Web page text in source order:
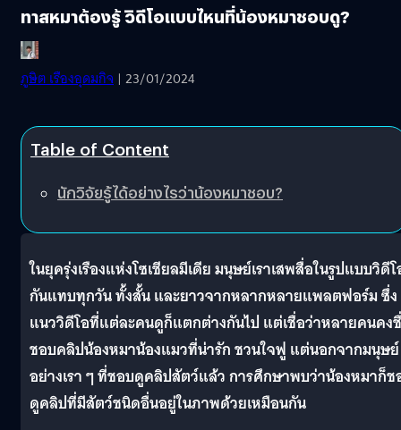
ทาสหมาต้องรู้ วิดีโอแบบไหนที่น้องหมาชอบดู?
ภูษิต เรืองอุดมกิจ | 23/01/2024
Table of Content
นักวิจัยรู้ได้อย่างไรว่าน้องหมาชอบ?
ในยุครุ่งเรืองแห่งโซเชียลมีเดีย มนุษย์เราเสพสื่อในรูปแบบวิดี
กันแทบทุกวัน ทั้งสั้น และยาวจากหลากหลายแพลตฟอร์ม ซึ่ง
แนววิดีโอที่แต่ละคนดูก็แตกต่างกันไป แต่เชื่อว่าหลายคนคง
ชอบคลิปน้องหมาน้องแมวที่น่ารัก ชวนใจฟู แต่นอกจากมนุษย์
อย่างเรา ๆ ที่ชอบดูคลิปสัตว์แล้ว การศึกษาพบว่าน้องหมาก็
ดูคลิปที่มีสัตว์ชนิดอื่นอยู่ในภาพด้วยเหมือนกัน